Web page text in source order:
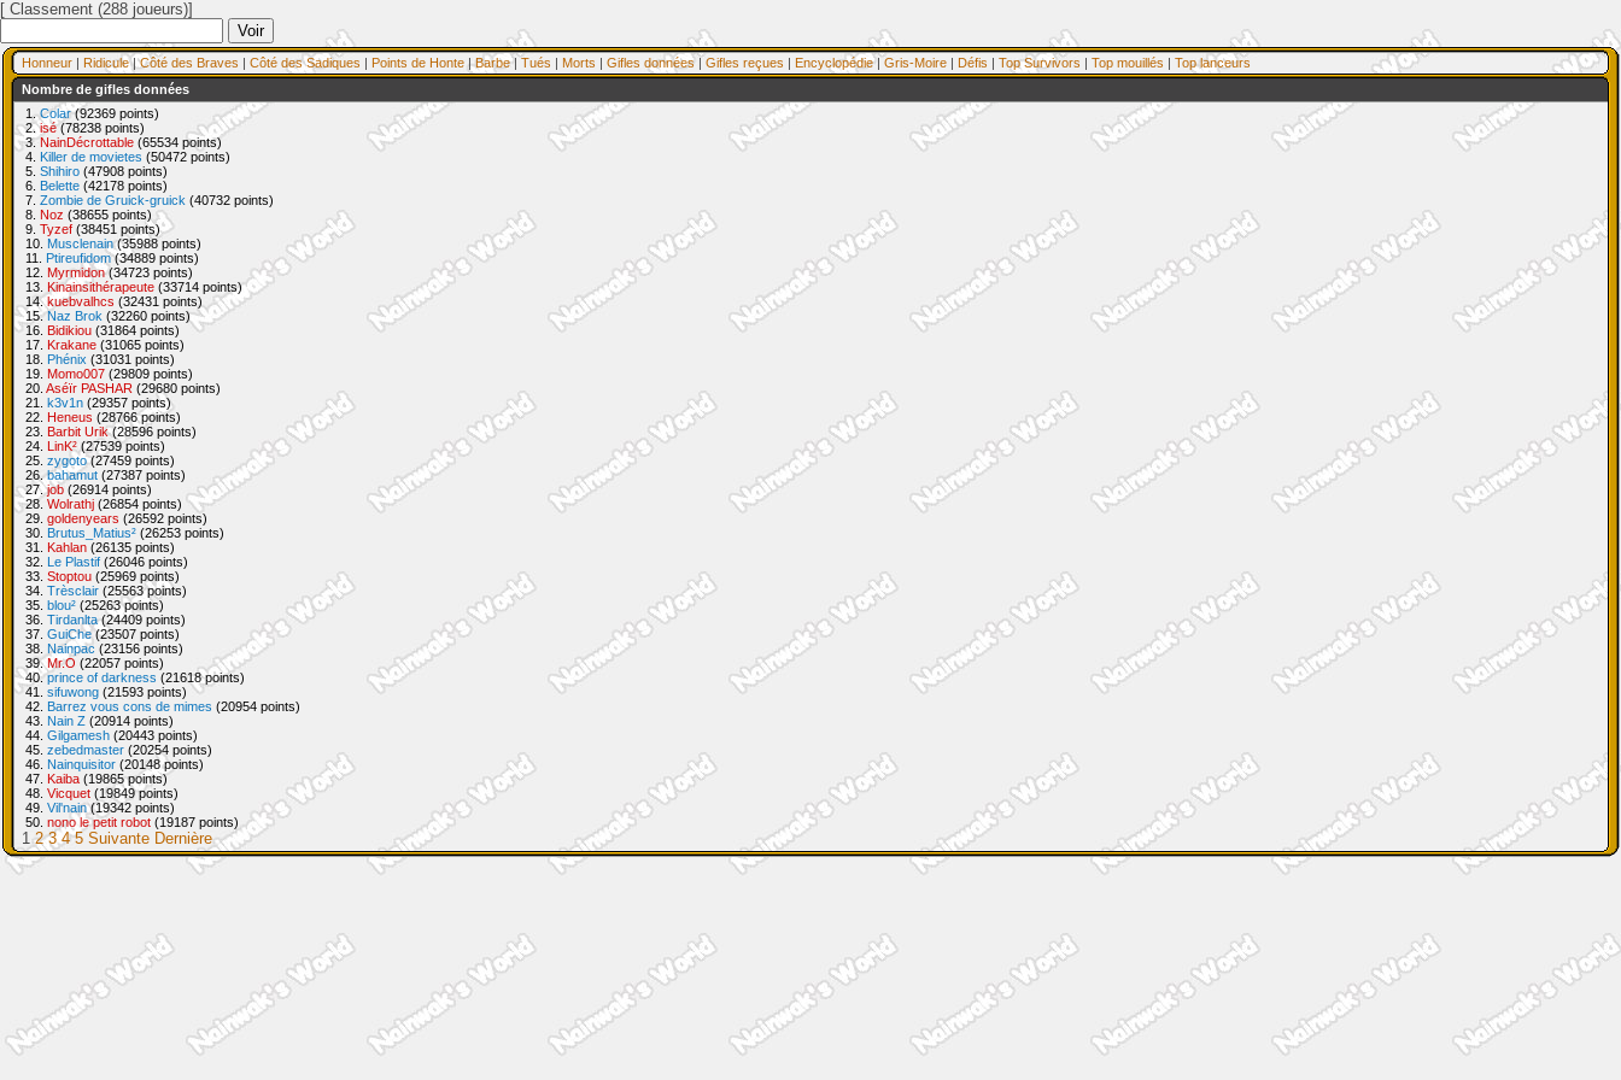
[ Classement (288 joueurs)]
Honneur | Ridicule|Côté des Braves | Côté des Sadiques | Points de Honte |Barbe| Tués | Morts | Gifles données | Gifles reçues | Encyclopédie| Gris-Moire | Défis | Top Survivors | Top mouillés | Top lanceurs
Nombre de gifles données
1. Colar(92369 points)
2.isé(78238 points)
3. NainDécrottable (65534 points)
4. Killer de movietes (50472 points)
5. Shihiro (47908 points)
6. Belette (42178 points)
7. Zombie de Gruick-gruick (40732 points)
8. Noz (38655 points)
9. Tyzef (38451 points)
10. Musclenain(35988 points)
11. Ptireufidom(34889 points)
12. Myrmidon(34723 points)
13. Kinainsithérapeute (33714 points)
14.kuebvalhcs (32431 points)
15.Naz Brok (32260 points)
16. Bidikiou (31864 points)
17. Krakane (31065 points)
18. Phénix (31031 points)
19. Momo007 (29809 points)
20. Aséïr PASHAR (29680 points)
21. k3v1n (29357 points)
22. Heneus (28766 points)
23. Barbit Urik(28596 points)
24. LinK² (27539 points)
25. zygoto(27459 points)
26.bahamut (27387 points)
27.job (26914 points)
28. Wolrathj (26854 points)
29. goldenyears (26592 points)
30. Brutus_Matius² (26253 points)
31. Kahlan (26135 points)
32. Le Plastif (26046 points)
33. Stoptou (25969 points)
34. Trèsclair (25563 points)
35. blou² (25263 points)
36. Tirdanlta(24409 points)
37. GuiChe (23507 points)
38. Nainpac (23156 points)
39.Mr.O (22057 points)
40.prince of darkness (21618 points)
41. sifuwong (21593 points)
42. Barrez vous cons de mimes (20954 points)
43. Nain Z (20914 points)
44. Gilgamesh (20443 points)
45. zebedmaster (20254 points)
46. Nainquisitor (20148 points)
47. Kaiba (19865 points)
48. Vicquet (19849 points)
49. Vil'nain(19342 points)
50. nono le petit robot (19187 points)
1 2 3 4 5 Suivante Dernière